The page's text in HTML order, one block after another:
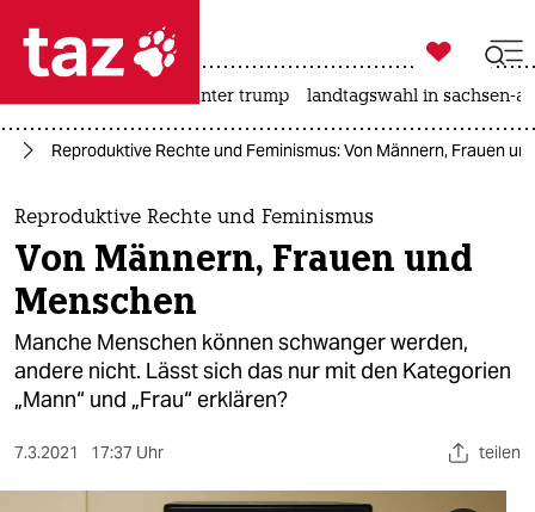
 taz zahl ich
taz zahl ich
themen
politik
öko
gesellschaft
sport

taz zahl ich
usa unter trump landtagswahl in sachsen-
Reproduktive Rechte und Feminismus: Von Männern, Frauen
Reproduktive Rechte und Feminismus
Von Männern, Frauen und
Menschen
Manche Menschen können schwanger werden,
andere nicht. Lässt sich das nur mit den Kategorien
„Mann“ und „Frau“ erklären?
7.3.2021 17:37 Uhr teilen